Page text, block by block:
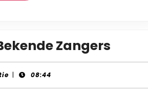
Zangers
van
| 08:44